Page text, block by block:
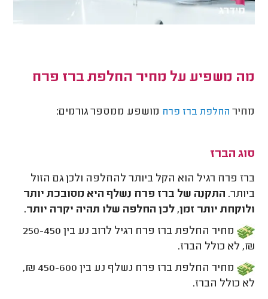
מה משפיע על מחיר החלפת ברז פרח
מחיר החלפת ברז פרח מושפע ממספר גורמים:
סוג הברז
ברז פרח רגיל הוא הקל ביותר להחלפה ולכן גם הזול
ביותר. התקנה של ברז פרח נשלף היא מסובכת יותר
ולוקחת יותר זמן, לכן החלפה שלו תהיה יקרה יותר.
מחיר החלפת ברז פרח רגיל לרוב נע בין 250-450
₪, לא כולל הברז.
מחיר החלפת ברז פרח נשלף נע בין 450-600 ₪,
לא כולל הברז.